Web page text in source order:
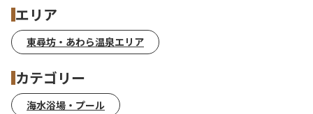
エリア
東尋坊・あわら温泉エリア
カテゴリー
海水浴場・プール